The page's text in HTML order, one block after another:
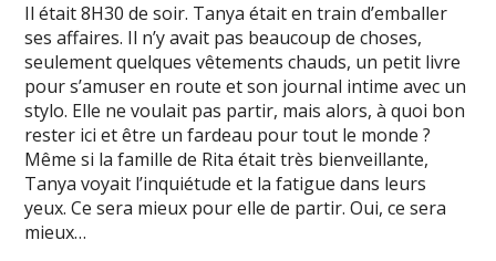
Il était 8H30 de soir. Tanya était en train d’emballer
ses affaires. Il n’y avait pas beaucoup de choses,
seulement quelques vêtements chauds, un petit livre
pour s’amuser en route et son journal intime avec un
stylo. Elle ne voulait pas partir, mais alors, à quoi bon
rester ici et être un fardeau pour tout le monde ?
Même si la famille de Rita était très bienveillante,
Tanya voyait l’inquiétude et la fatigue dans leurs
yeux. Ce sera mieux pour elle de partir. Oui, ce sera
mieux…